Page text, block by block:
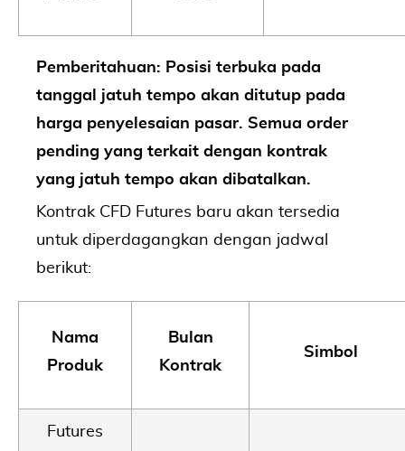
Pemberitahuan: Posisi terbuka pada
tanggal jatuh tempo akan ditutup pada
harga penyelesaian pasar. Semua order
pending yang terkait dengan kontrak
yang jatuh tempo akan dibatalkan.
Kontrak CFD Futures baru akan tersedia
untuk diperdagangkan dengan jadwal
berikut:
Nama
Produk
Bulan
Kontrak
Simbol
Futures